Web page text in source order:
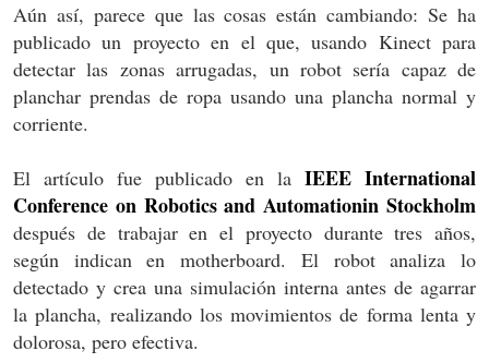
Aún así, parece que las cosas están cambiando: Se ha
publicado un proyecto en el que, usando Kinect para
detectar las zonas arrugadas, un robot sería capaz de
planchar prendas de ropa usando una plancha normal y
corriente.
El artículo fue publicado en la IEEE International
Conference on Robotics and Automationin Stockholm
después de trabajar en el proyecto durante tres años,
según indican en motherboard. El robot analiza lo
detectado y crea una simulación interna antes de agarrar
la plancha, realizando los movimientos de forma lenta y
dolorosa, pero efectiva.